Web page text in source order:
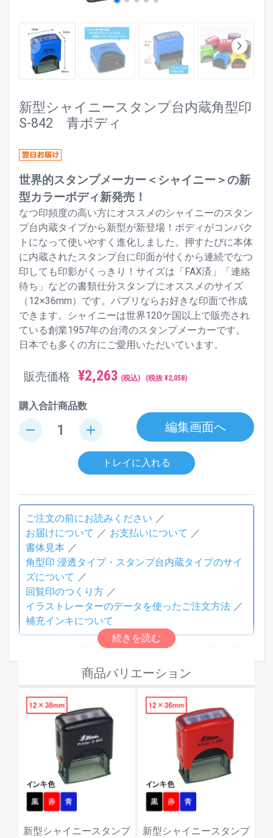
keyboard_arrow_left keyboard_arrow_right
新型シャイニースタンプ台内蔵角型印
S-842 青ボディ
世界的スタンプメーカー＜シャイニー＞の新
型カラーボディ新発売！
なつ印頻度の高い方にオススメのシャイニーのスタン
プ台内蔵タイプから新型が新登場！ボディがコンパク
トになって使いやすく進化しました。押すたびに本体
に内蔵されたスタンプ台に印面が付くから連続でなつ
印しても印影がくっきり！サイズは「FAX済」「連絡
待ち」などの書類仕分スタンプにオススメのサイズ
（12×36mm）です。パプリならお好きな印面で作成
できます。シャイニーは世界120ケ国以上で販売され
ている創業1957年の台湾のスタンプメーカーです。
日本でも多くの方にご愛用いただいています。
販売価格 ¥2,263 (税込) (税抜 ¥2,058)
購入合計商品数
remove add 編集画面へ
トレイに入れる
ご注文の前にお読みください
お届けについて
お支払いについて
書体見本
角型印 浸透タイプ・スタンプ台内蔵タイプのサイ
ズについて
回覧印のつくり方
イラストレーターのデータを使ったご注文方法
補充インキについて
ブランド名：シャイニー スタンプ台
素材：本体：ABS 背見出し部：PC
本体色：青ボディ
外形寸法（mm）：54.0×69.0×32.0
印面寸法（mm）：12.0×36.0
最大文字数：最大文字数は印面サイ
ズ、レイアウト、入力項目により異な
ります。文字数超過で「はみ出しエラ
ー」となった場合は、自由編集機能で
文字サイズを調整してください。
インキ色：全3色（赤／黒／青／からお
商品バリエーション
新型シャイニースタンプ
新型シャイニースタンプ